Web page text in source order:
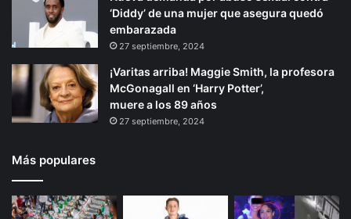
‘Diddy’ de una mujer que asegura quedó
embarazada
27 septiembre, 2024
¡Varitas arriba! Maggie Smith, la profesora
McGonagall en ‘Harry Potter’,
muere a los 89 años
27 septiembre, 2024
Más populares